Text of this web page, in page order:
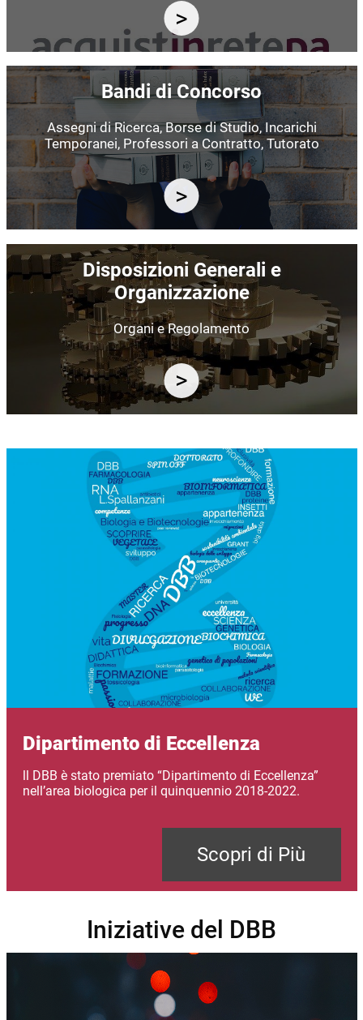
Immagine
Bandi di Concorso
Assegni di Ricerca, Borse di Studio, Incarichi
Temporanei, Professori a Contratto, Tutorato
Immagine
Disposizioni Generali e
Organizzazione
Organi e Regolamento
Dipartimento di Eccellenza
ll DBB è stato premiato “Dipartimento di Eccellenza”
nell’area biologica per il quinquennio 2018-2022.
Scopri di Più
Iniziative del DBB